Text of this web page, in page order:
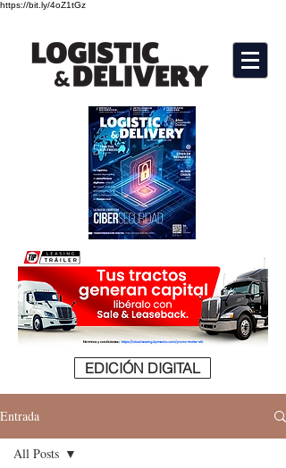
https://bit.ly/4oZ1tGz
EDICIÓN DIGITAL
Entrada
All Posts